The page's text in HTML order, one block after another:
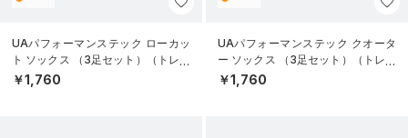
UAパフォーマンステック ローカッ
ト ソックス （3足セット）（トレー
ニング/UNISEX）
￥1,760
UAパフォーマンステック クオータ
ー ソックス （3足セット）（トレー
ニング/UNISEX）
￥1,760